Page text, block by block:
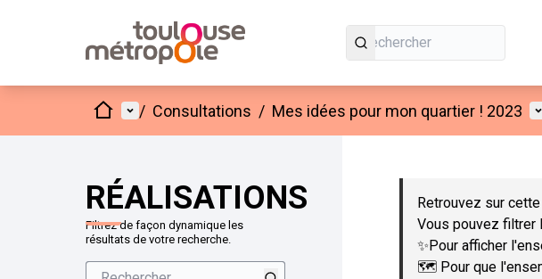
AccueilMenu principal
/ Consultations / Mes idées pour mon quartier ! 2023
RÉALISATIONS
Filtrez de façon dynamique les
résultats de votre recherche.
Passer la carte
Retrouvez sur
Vous pouvez filtrer
✨Pour afficher
🗺️ Pour que